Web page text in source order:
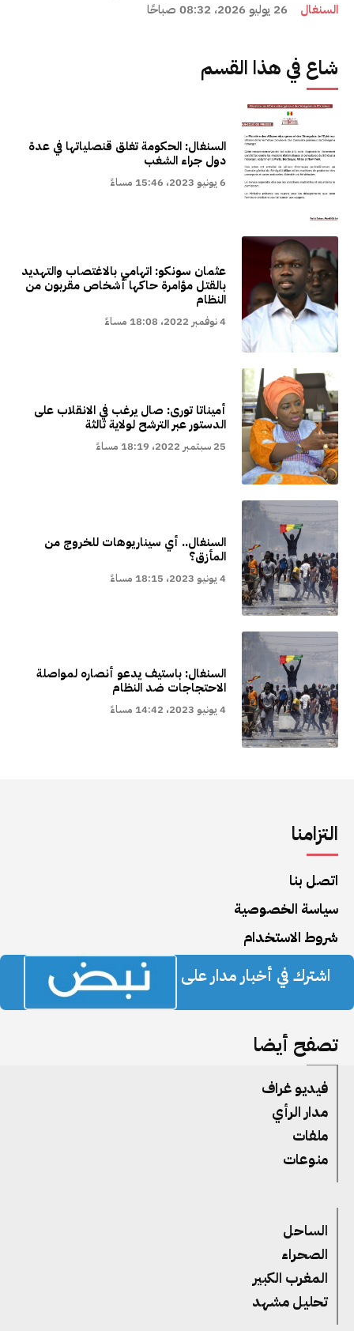
السنغال 26 يوليو 2026، 08:32 صباحًا
شاع في هذا القسم
السنغال: الحكومة تغلق قنصلياتها في عدة
دول جراء الشغب
6 يونيو 2023، 15:46 مساءً
عثمان سونكو: اتهامي بالاغتصاب والتهديد
بالقتل مؤامرة حاكها أشخاص مقربون من
النظام
4 نوفمبر 2022، 18:08 مساءً
أميناتا تورى: صال يرغب في الانقلاب على
الدستور عبر الترشح لولاية ثالثة
25 سبتمبر 2022، 18:19 مساءً
السنغال.. أي سيناريوهات للخروج من
المأزق؟
4 يونيو 2023، 18:15 مساءً
السنغال: باستيف يدعو أنصاره لمواصلة
الاحتجاجات ضد النظام
4 يونيو 2023، 14:42 مساءً
التزامنا
اتصل بنا
سياسة الخصوصية
شروط الاستخدام
اشترك في أخبار مدار على
تصفح أيضا
فيديو غراف
مدار الرأي
ملفات
منوعات
الساحل
الصحراء
المغرب الكبير
تحليل مشهد